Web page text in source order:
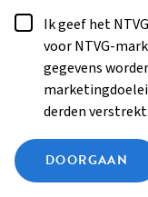
Ik geef het
voor NTVG-
gegevens
derden verstrekt
DOORGAAN